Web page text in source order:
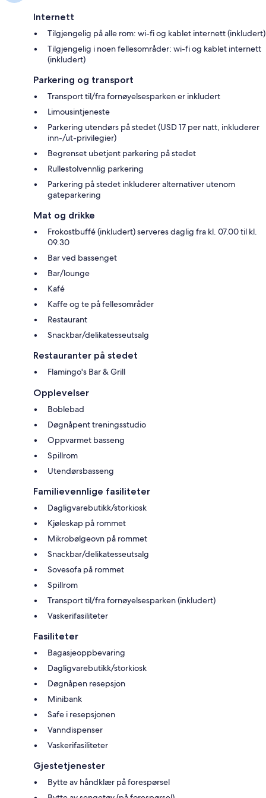
Internett
Tilgjengelig på alle rom: wi-fi og kablet internett (inkludert)
Tilgjengelig i noen fellesområder: wi-fi og kablet internett
(inkludert)
Parkering og transport
Transport til/fra fornøyelsesparken er inkludert
Limousintjeneste
Parkering utendørs på stedet (USD 17 per natt, inkluderer
inn-/ut-privilegier)
Begrenset ubetjent parkering på stedet
Rullestolvennlig parkering
Parkering på stedet inkluderer alternativer utenom
gateparkering
Mat og drikke
Frokostbuffé (inkludert) serveres daglig fra kl. 07.00 til kl.
09.30
Bar ved bassenget
Bar/lounge
Kafé
Kaffe og te på fellesområder
Restaurant
Snackbar/delikatesseutsalg
Restauranter på stedet
Flamingo's Bar & Grill
Opplevelser
Boblebad
Døgnåpent treningsstudio
Oppvarmet basseng
Spillrom
Utendørsbasseng
Familievennlige fasiliteter
Dagligvarebutikk/storkiosk
Kjøleskap på rommet
Mikrobølgeovn på rommet
Snackbar/delikatesseutsalg
Sovesofa på rommet
Spillrom
Transport til/fra fornøyelsesparken (inkludert)
Vaskerifasiliteter
Fasiliteter
Bagasjeoppbevaring
Dagligvarebutikk/storkiosk
Døgnåpen resepsjon
Minibank
Safe i resepsjonen
Vanndispenser
Vaskerifasiliteter
Gjestetjenester
Bytte av håndklær på forespørsel